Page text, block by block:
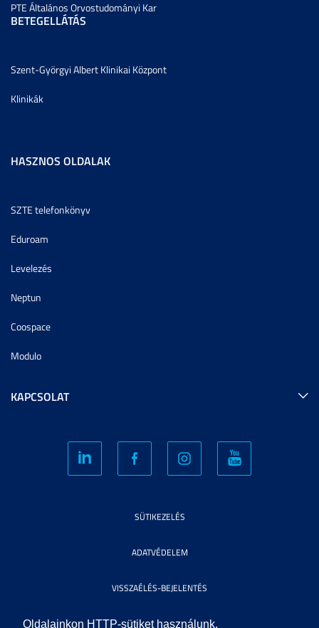
Oldalainkon HTTP-sütiket használunk.
PTE Általános Orvostudományi Kar
BETEGELLÁTÁS
Szent-Györgyi Albert Klinikai Központ
Klinikák
HASZNOS OLDALAK
SZTE telefonkönyv
Eduroam
Levelezés
Neptun
Coospace
Modulo
KAPCSOLAT
SÜTIKEZELÉS
ADATVÉDELEM
VISSZAÉLÉS-BEJELENTÉS
KÖZÉRDEKŰ ADATOK